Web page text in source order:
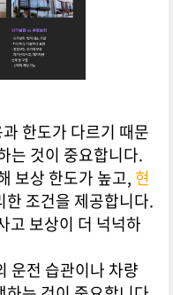
한도가 다르기 때문
는 것이 중요합니다.
보상 한도가 높고, 현
한 조건을 제공합니다.
고 보상이 더 넉넉하
운전 습관이나 차량